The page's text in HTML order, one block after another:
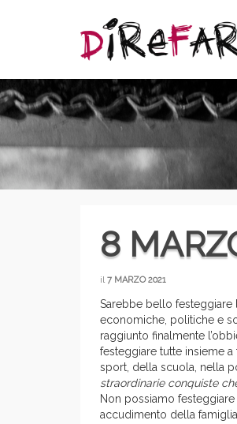
8
il 7 MARZO 2021
Sarebbe bello festeggiare
economiche, politiche e
raggiunto finalmente
festeggiare tutte insieme
sport, della scuola, nella
straordinarie conquiste
Non possiamo
accudimento della